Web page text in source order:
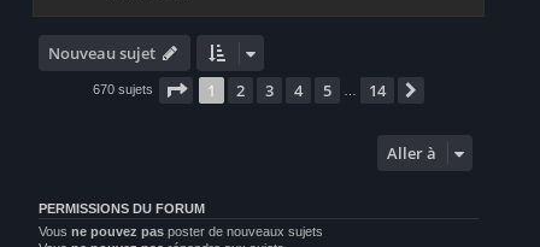
Nouveau sujet
670 sujets Page 1sur14
1 2 3 4 5 14
Aller à
PERMISSIONS DU FORUM
Vous ne pouvez pas poster de nouveaux sujets